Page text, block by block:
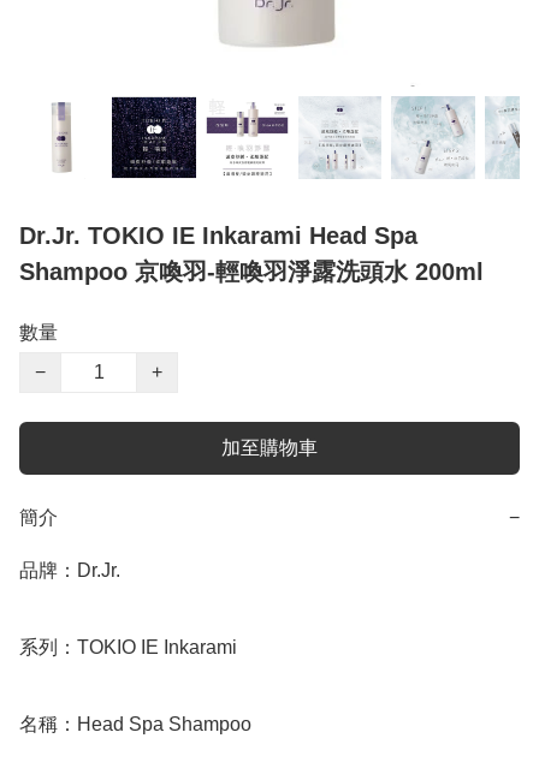
Dr.Jr. TOKIO IE Inkarami Head Spa
Shampoo 京喚羽-輕喚羽淨露洗頭水 200ml
數量
−
+
加至購物車
簡介 −
品牌：Dr.Jr.
系列：TOKIO IE Inkarami
名稱：Head Spa Shampoo